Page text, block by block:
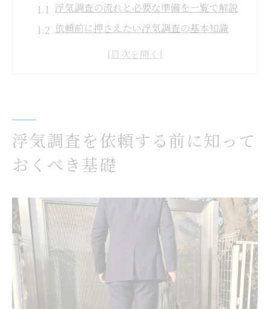
浮気調査の流れと必要な準備を一覧で解説
依頼前に押さえたい浮気調査の基本知識
浮気調査の適切なタイミングとは何か
信頼できる調査員の特徴を比較で紹介
浮気調査で調査員の経験が重要な理由
調査員選びの失敗例とその回避策
調査員と相談時に確認すべき項目
千葉県千葉市で信頼される浮気調査の特徴
千葉市の浮気調査サービス比較表
信頼される浮気調査の条件とは
安心して依頼できる調査のポイント
浮気調査を依頼する前に知って
おくべき基礎